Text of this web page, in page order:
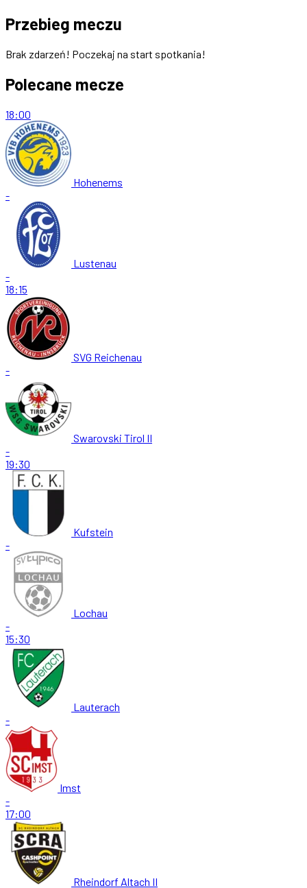
Przebieg meczu
Brak zdarzeń! Poczekaj na start spotkania!
Polecane mecze
18:00
Hohenems
-
Lustenau
-
18:15
SVG Reichenau
-
Swarovski Tirol II
-
19:30
Kufstein
-
Lochau
-
15:30
Lauterach
-
Imst
-
17:00
Rheindorf Altach II